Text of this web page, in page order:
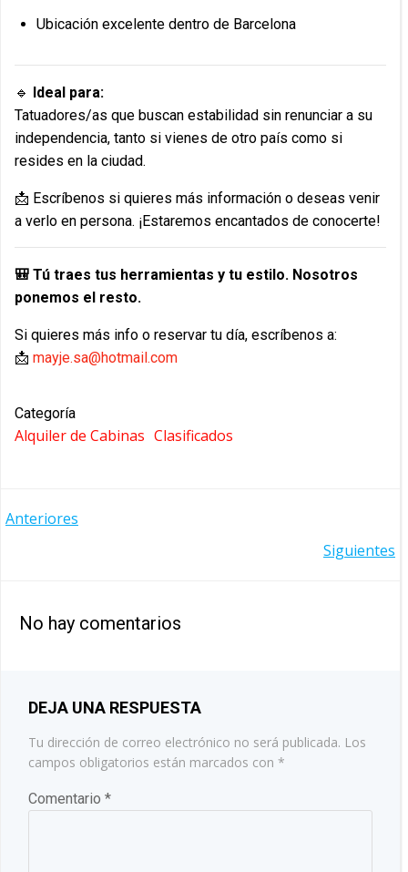
Ubicación excelente dentro de Barcelona
🔹 Ideal para:
Tatuadores/as que buscan estabilidad sin renunciar a su
independencia, tanto si vienes de otro país como si
resides en la ciudad.
📩 Escríbenos si quieres más información o deseas venir
a verlo en persona. ¡Estaremos encantados de conocerte!
🎒 Tú traes tus herramientas y tu estilo. Nosotros
ponemos el resto.
Si quieres más info o reservar tu día, escríbenos a:
📩 mayje.sa@hotmail.com
Categoría
Alquiler de Cabinas Clasificados
NAVEGACIÓN
LAS
Anteriores
LAS
Siguientes
No hay comentarios
DEJA UNA RESPUESTA
Tu dirección de correo electrónico no será publicada. Los
campos obligatorios están marcados con *
Comentario *